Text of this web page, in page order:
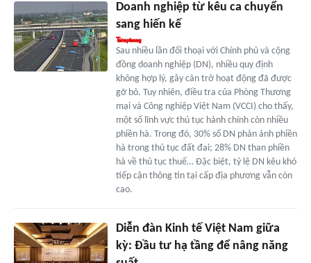
Doanh nghiệp từ kêu ca chuyển
sang hiến kế
Sau nhiều lần đối thoại với Chính phủ và cộng
đồng doanh nghiệp (DN), nhiều quy định
không hợp lý, gây cản trở hoạt động đã được
gỡ bỏ. Tuy nhiên, điều tra của Phòng Thương
mại và Công nghiệp Việt Nam (VCCI) cho thấy,
một số lĩnh vực thủ tục hành chính còn nhiều
phiền hà. Trong đó, 30% số DN phản ánh phiền
hà trong thủ tục đất đai; 28% DN than phiền
hà về thủ tục thuế… Đặc biệt, tỷ lệ DN kêu khó
tiếp cận thông tin tại cấp địa phương vẫn còn
cao.
Diễn đàn Kinh tế Việt Nam giữa
kỳ: Đầu tư hạ tầng để nâng năng